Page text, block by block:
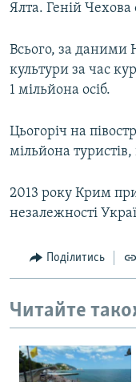
Ялта. Геній Чехова
Всього, за даними
культури за час
1 мільйона осіб.
Цьогоріч на
мільйона
2013 року Крим
незалежності
Поділитись
Читайте